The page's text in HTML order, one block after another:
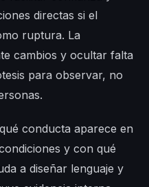
directas si el
ruptura. La
cambios y ocultar falta
para observar, no
conducta aparece en
y con qué
a diseñar lenguaje y